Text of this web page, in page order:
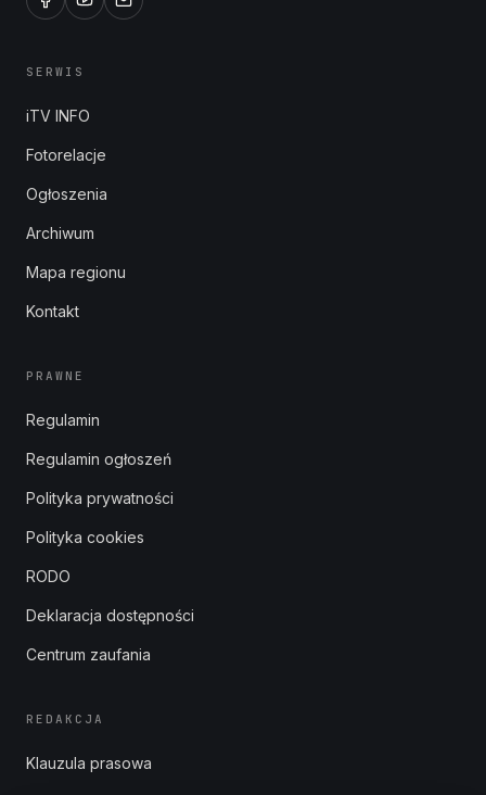
SERWIS
iTV INFO
Fotorelacje
Ogłoszenia
Archiwum
Mapa regionu
Kontakt
PRAWNE
Regulamin
Regulamin ogłoszeń
Polityka prywatności
Polityka cookies
RODO
Deklaracja dostępności
Centrum zaufania
REDAKCJA
Klauzula prasowa